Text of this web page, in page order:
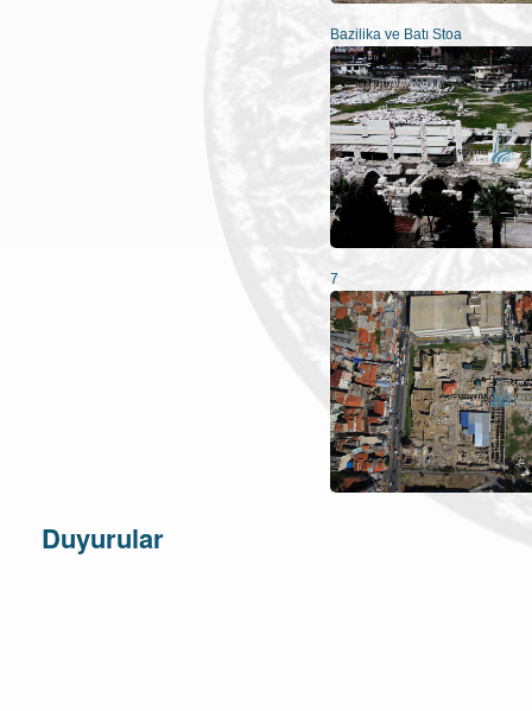
Bazilika ve Batı Stoa
7
Duyurular